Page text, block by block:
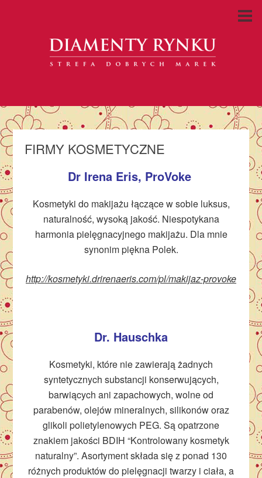
FIRMY KOSMETYCZNE
Dr Irena Eris, ProVoke
Kosmetyki do makijażu łączące w sobie luksus,
naturalność, wysoką jakość. Niespotykana
harmonia pielęgnacyjnego makijażu. Dla mnie
synonim piękna Polek.
http://kosmetyki.drirenaeris.com/pl/makijaz-provoke
Dr. Hauschka
Kosmetyki, które nie zawierają żadnych
syntetycznych substancji konserwujących,
barwiących ani zapachowych, wolne od
parabenów, olejów mineralnych, silikonów oraz
glikoli polietylenowych PEG. Są opatrzone
znakiem jakości BDIH “Kontrolowany kosmetyk
naturalny”. Asortyment składa się z ponad 130
różnych produktów do pielęgnacji twarzy i ciała, a